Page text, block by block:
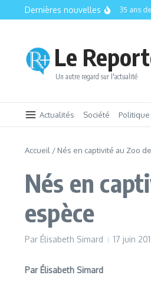
Aller au contenu
Dernières nouvelles
CISM 89.3 FM : 35 ans
Le
Un autre regard sur l'actualité
Actualités Société Politique
Accueil / Nés en captivité au Zoo
Nés en
espèce
Par Élisabeth Simard 17 juin
Par Élisabeth Simard